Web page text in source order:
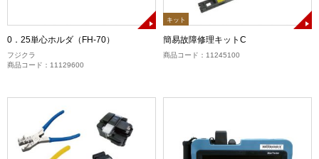
0．25単心ホルダ（FH-70）
フジクラ
商品コード：11129600
キット
簡易故障修理キットC
商品コード：11245100